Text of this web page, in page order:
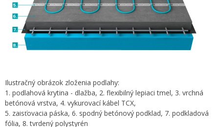
Ilustračný obrázok zloženia podlahy:
1. podlahová krytina - dlažba, 2. flexibilný lepiaci tmel, 3. vrchná
betónová vrstva, 4. vykurovací kábel TCX,
5. zaisťovacia páska, 6. spodný betónový podklad, 7. podkladová
fólia, 8. tvrdený polystyrén